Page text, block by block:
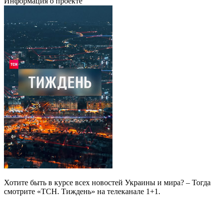
Хотите быть в курсе всех новостей Украины и мира? – Тогда
смотрите «ТСН. Тиждень» на телеканале 1+1.